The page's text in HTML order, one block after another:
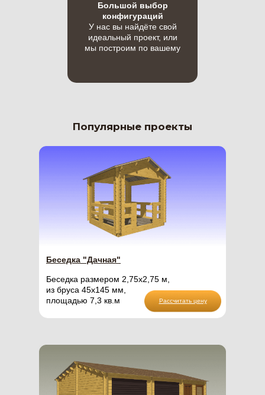
Популярные проекты
Беседка "Дачная"
Рассчитать цену
Беседка размером 2,75х2,75 м,
из бруса 45х145 мм,
площадью 7,3 кв.м
Большой выбор
конфигураций
У нас вы найдёте свой
идеальный проект, или
мы построим по вашему